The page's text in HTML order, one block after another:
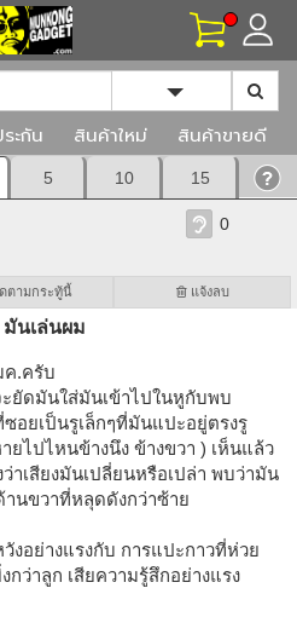
Toggle
ะกัน สินค้าใหม่ สินค้าขายดี
5 10 15
0
ตามกระทู้นี้ แจ้งลบ
นเล่นผม
ค.ครับ
ยัดมันใส่มันเข้าไปในหูกับพบ
อยเป็นรูเล็กๆที่มันแปะอยู่ตรงรู
ยไปไหนข้างนึง ข้างขวา ) เห็นแล้ว
าเสียงมันเปลี่ยนหรือเปล่า พบว่ามัน
นขวาที่หลุดดังกว่าซ้าย
งอย่างแรงกับ การแปะกาวที่ห่วย
ว่าลูก เสียความรู้สึกอย่างแรง